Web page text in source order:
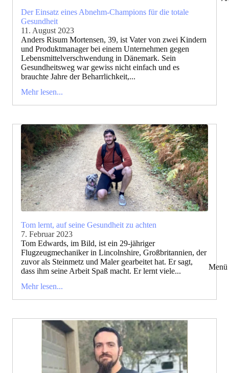
Menü
Der Einsatz eines Abnehm-Champions für die totale
Gesundheit
11. August 2023
Anders Risum Mortensen, 39, ist Vater von zwei Kindern
und Produktmanager bei einem Unternehmen gegen
Lebensmittelverschwendung in Dänemark. Sein
Gesundheitsweg war gewiss nicht einfach und es
brauchte Jahre der Beharrlichkeit,...
Mehr lesen...
Tom lernt, auf seine Gesundheit zu achten
7. Februar 2023
Tom Edwards, im Bild, ist ein 29-jähriger
Flugzeugmechaniker in Lincolnshire, Großbritannien, der
zuvor als Steinmetz und Maler gearbeitet hat. Er sagt,
dass ihm seine Arbeit Spaß macht. Er lernt viele...
Mehr lesen...